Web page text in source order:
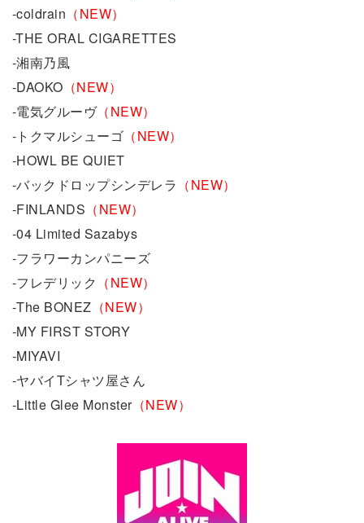
-coldrain （NEW）
-THE ORAL CIGARETTES
-湘南乃風
-DAOKO （NEW）
-電気グルーヴ（NEW）
-トクマルシューゴ （NEW）
-HOWL BE QUIET
-バックドロップシンデレラ （NEW）
-FINLANDS （NEW）
-04 Limited Sazabys
-フラワーカンパニーズ
-フレデリック （NEW）
-The BONEZ （NEW）
-MY FIRST STORY
-MIYAVI
-ヤバイTシャツ屋さん
-Little Glee Monster（NEW）